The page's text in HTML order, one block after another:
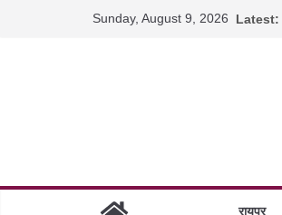
Sunday, August 9, 2026 Latest:
रायपुर